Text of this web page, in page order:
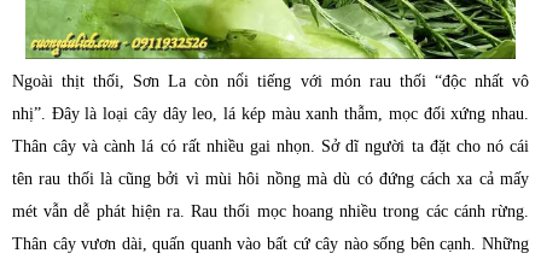
Ngoài thịt thối, Sơn La còn nổi tiếng với món rau thối “độc nhất vô
nhị”. Đây là loại cây dây leo, lá kép màu xanh thẫm, mọc đối xứng nhau.
Thân cây và cành lá có rất nhiều gai nhọn. Sở dĩ người ta đặt cho nó cái
tên rau thối là cũng bởi vì mùi hôi nồng mà dù có đứng cách xa cả mấy
mét vẫn dễ phát hiện ra. Rau thối mọc hoang nhiều trong các cánh rừng.
Thân cây vươn dài, quấn quanh vào bất cứ cây nào sống bên cạnh. Những